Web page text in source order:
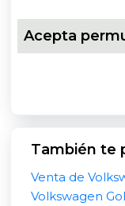
Volante
Alarma y
Este vehículo
ruta y 10 km/l
eficiente.
sin
aceptamos
Acepta
También te
Venta de
Volkswagen